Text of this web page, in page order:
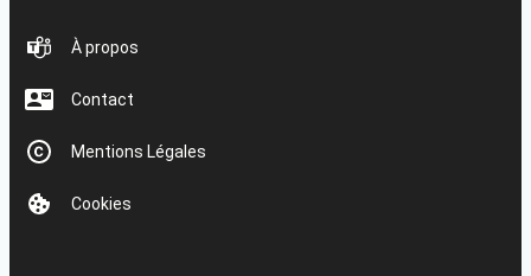
À propos
Contact
Mentions Légales
Cookies